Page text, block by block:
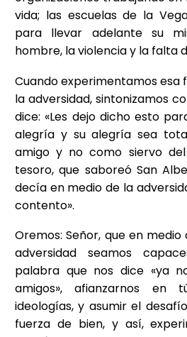
vida; las escuelas de la
para llevar adelante su
hombre, la violencia y la falta
Cuando experimentamos esa
la adversidad, sintonizamos
dice: «Les dejo dicho esto
alegría y su alegría sea
amigo y no como siervo
tesoro, que saboreó San
decía en medio de la
contento».
Oremos: Señor, que en
adversidad seamos
palabra que nos dice «ya
amigos», afianzarnos en
ideologías, y asumir el
fuerza de bien, y así,